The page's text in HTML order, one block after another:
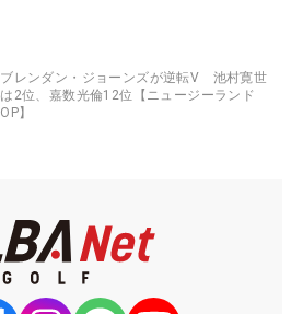
ブレンダン・ジョーンズが逆転V 池村寛世
は2位、嘉数光倫12位【ニュージーランド
OP】